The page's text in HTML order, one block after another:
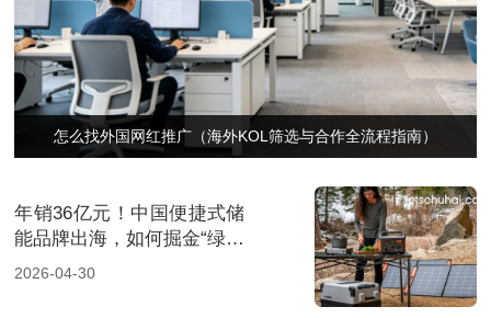
怎么找外国网红推广（海外KOL筛选与合作全流程指南）
年销36亿元！中国便捷式储
能品牌出海，如何掘金“绿色
经济”新风口
2026-04-30